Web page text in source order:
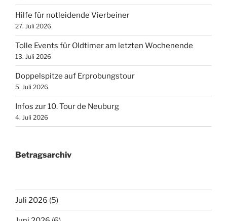
Hilfe für notleidende Vierbeiner
27. Juli 2026
Tolle Events für Oldtimer am letzten Wochenende
13. Juli 2026
Doppelspitze auf Erprobungstour
5. Juli 2026
Infos zur 10. Tour de Neuburg
4. Juli 2026
Betragsarchiv
Juli 2026 (5)